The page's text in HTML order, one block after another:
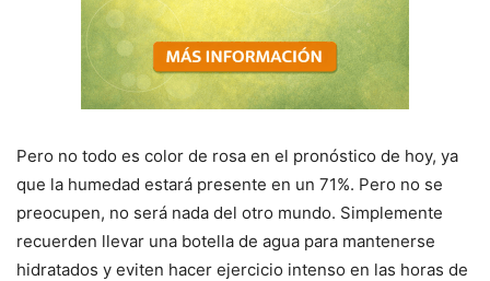
Pero no todo es color de rosa en el pronóstico de hoy, ya
que la humedad estará presente en un 71%. Pero no se
preocupen, no será nada del otro mundo. Simplemente
recuerden llevar una botella de agua para mantenerse
hidratados y eviten hacer ejercicio intenso en las horas de